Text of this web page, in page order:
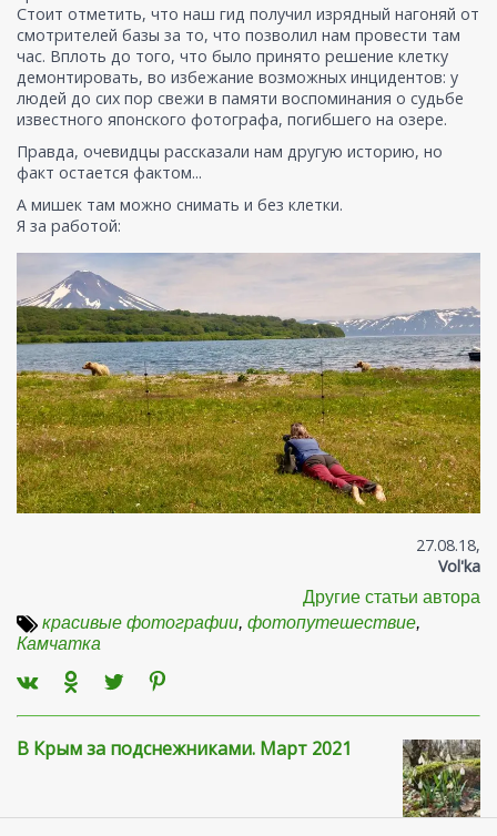
Стоит отметить, что наш гид получил изрядный нагоняй от
смотрителей базы за то, что позволил нам провести там
час. Вплоть до того, что было принято решение клетку
демонтировать, во избежание возможных инцидентов: у
людей до сих пор свежи в памяти воспоминания о судьбе
известного японского фотографа, погибшего на озере.
Правда, очевидцы рассказали нам другую историю, но
факт остается фактом...
А мишек там можно снимать и без клетки.
Я за работой:
27.08.18,
Vol'ka
Другие статьи автора
красивые фотографии, фотопутешествие,
Камчатка
В Крым за подснежниками. Март 2021